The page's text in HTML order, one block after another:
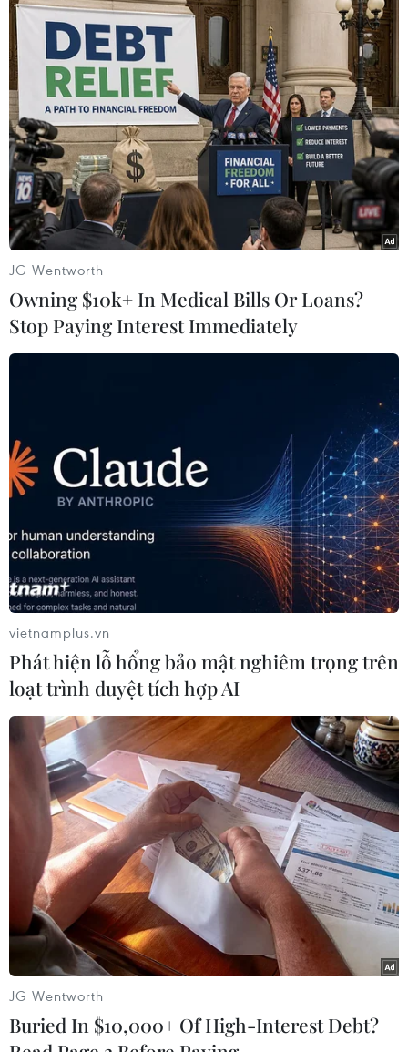
những giai điệu mùa Xuân của nhạc sỹ Văn Cao,
Văn Ký, Hoàng Việt, Trần Hoàn, Xuân Hồng, Bùi
Đức Hạnh réo rắt vang lên ở khắp mọi nơi.
Lòng người như hoa nở, rạo rực, náo nức hay
xao xuyến, bâng khuâng khi nghe lắng những
nốt nhạc Xuân gợi nhớ ký ức, hoài niệm về thời
gian xưa cũ?
Kính mời quý vị và các bạn cùng nghe lại
những ca khúc mùa Xuân bất hủ của những
nhạc sỹ nổi tiếng Việt Nam:
Diệu Hằng
(Vietnam+)
#Tết Nguyên đán Tân Sửu #Ca khúc
#Ca khúc bất hủ
#Mùa Xuân đầu tiên
#Một mùa xuân nho nhỏ
#Tình ca Tây Bắc
PODCAST MỚI NHẤT
JG Wentworth
Owning $10k+ In Medical Bills Or Loans?
Stop Paying Interest Immediately
vietnamplus.vn
Phát hiện lỗ hổng bảo mật nghiêm trọng trên
loạt trình duyệt tích hợp AI
JG Wentworth
Buried In $10,000+ Of High-Interest Debt?